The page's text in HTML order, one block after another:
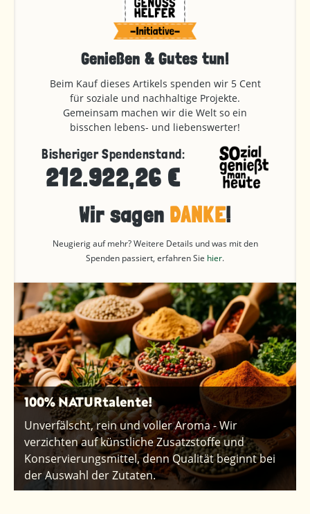
Genießen & Gutes tun!
Beim Kauf dieses Artikels spenden wir 5 Cent
für soziale und nachhaltige Projekte.
Gemeinsam machen wir die Welt so ein
bisschen lebens- und liebenswerter!
Bisheriger Spendenstand:
212.922,26 €
Wir sagen DANKE!
Neugierig auf mehr? Weitere Details und was mit den
Spenden passiert, erfahren Sie hier.
100% NATURtalente!
Unverfälscht, rein und voller Aroma - Wir
verzichten auf künstliche Zusatzstoffe und
Konservierungsmittel, denn Qualität beginnt bei
der Auswahl der Zutaten.